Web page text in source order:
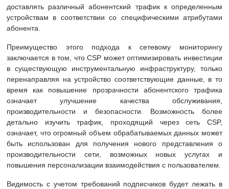
доставлять различный абонентский трафик к определенным
устройствам в соответствии со специфическими атрибутами
абонента.
Преимущество этого подхода к сетевому мониторингу
заключается в том, что CSP может оптимизировать инвестиции
в существующую инструментальную инфраструктуру, только
перенаправляя на устройство соответствующие данные, в то
время как повышение прозрачности абонентского трафика
означает улучшение качества обслуживания,
производительности и безопасности. Возможность более
детально изучить трафик, проходящий через сеть CSP,
означает, что огромный объем обрабатываемых данных может
быть использован для получения нового представления о
производительности сети, возможных новых услугах и
повышения персонализации взаимодействия с пользователем.
Видимость с учетом требований подписчиков будет лежать в